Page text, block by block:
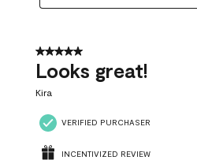
5 out of 5 stars.
Looks great!
Kira
VERIFIED PURCHASER
INCENTIVIZED REVIEW